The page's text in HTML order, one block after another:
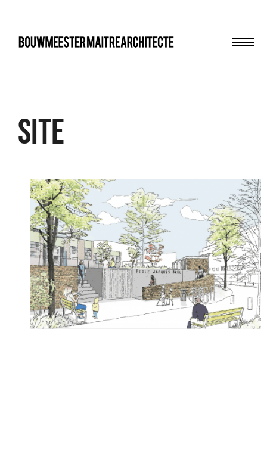
sITE